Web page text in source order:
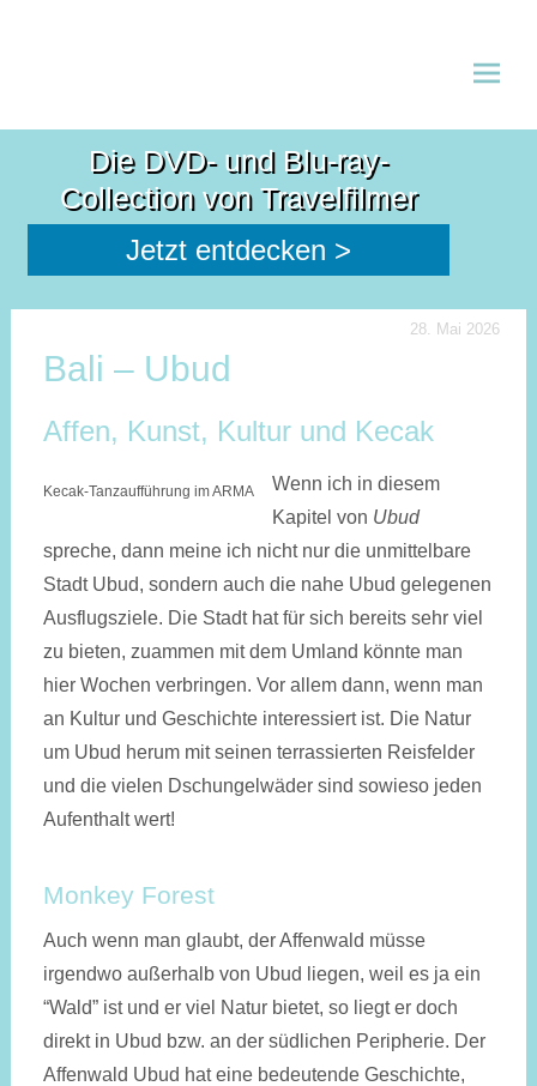
Inhalt
Die DVD- und Blu-ray-
Collection von Travelfilmer
Jetzt entdecken >
28. Mai 2026
Bali – Ubud
Affen, Kunst, Kultur und Kecak
Kecak-Tanzaufführung im ARMA
Wenn ich in diesem
Kapitel von Ubud
spreche, dann meine ich nicht nur die unmittel­bare
Stadt Ubud, sondern auch die nahe Ubud gelegenen
Ausflugs­ziele. Die Stadt hat für sich bereits sehr viel
zu bieten, zuammen mit dem Umland könnte man
hier Wochen verbringen. Vor allem dann, wenn man
an Kultur und Geschichte interessiert ist. Die Natur
um Ubud herum mit seinen terras­sierten Reis­felder
und die vielen Dschungel­wäder sind sowieso jeden
Aufenth­alt wert!
Monkey Forest
Auch wenn man glaubt, der Affenwald müsse
irgendwo außerhalb von Ubud liegen, weil es ja ein
“Wald” ist und er viel Natur bietet, so liegt er doch
direkt in Ubud bzw. an der südlichen Peripherie. Der
Affenwald Ubud hat eine bedeutende Geschichte,